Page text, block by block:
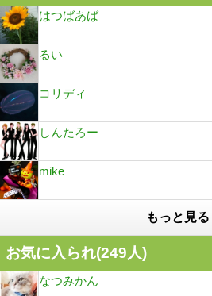
はつばあば
るい
コリディ
しんたろー
mike
もっと見る
お気に入られ(249人)
なつみかん